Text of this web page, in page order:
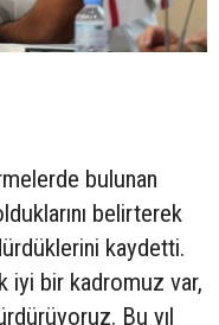
bulunan
belirterek
kaydetti.
iyi bir kadromuz var,
Bu yıl